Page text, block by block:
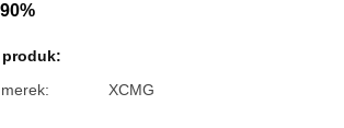
produk:
XCMG